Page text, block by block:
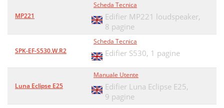
MP221
Scheda Tecnica
Edifier MP221 loudspeaker,
8 pagine
SPK-EF-S530.W.R2
Scheda Tecnica
Edifier S530, 1 pagine
Luna Eclipse E25
Manuale Utente
Edifier Luna Eclipse E25,
9 pagine